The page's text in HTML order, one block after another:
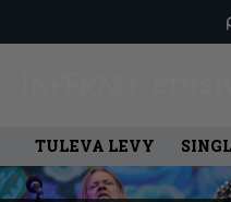
TULEVA LEVY